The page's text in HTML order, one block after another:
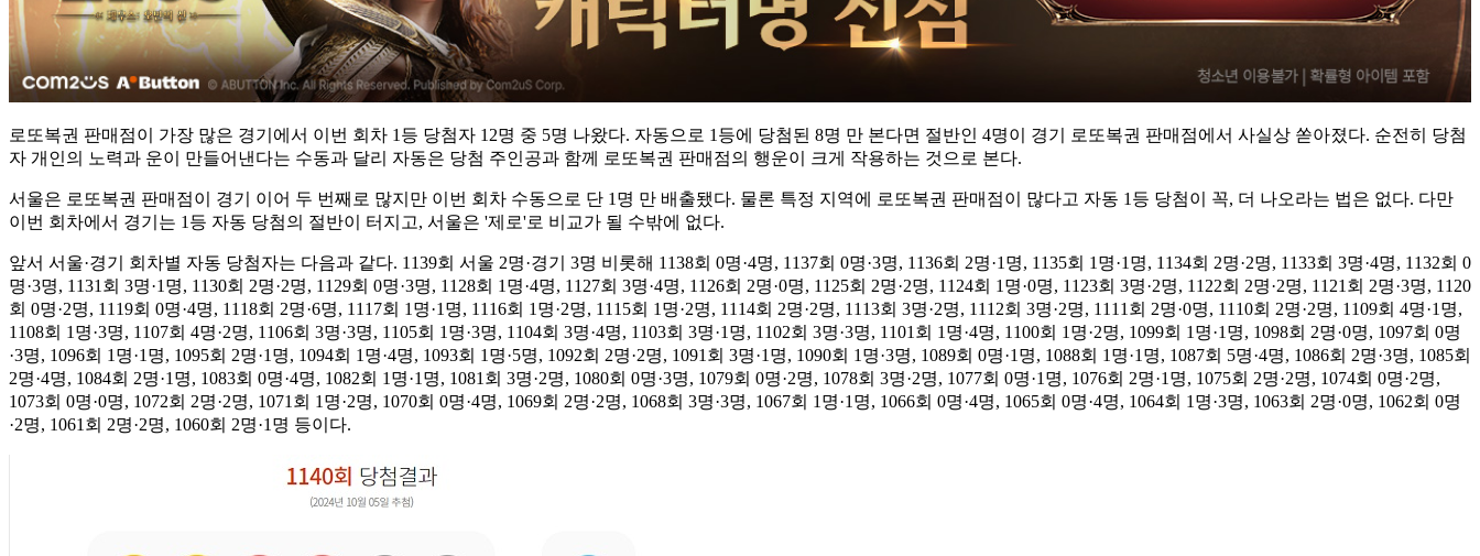
로또복권 판매점이 가장 많은 경기에서 이번 회차 1등 당첨자 12명 중 5명 나왔다. 자동으로 1등에 당첨된 8명 만 본다면 절반인 4명이 경기 로또복권 판매점에서 사실상 쏟아졌다. 순전히 당첨
자 개인의 노력과 운이 만들어낸다는 수동과 달리 자동은 당첨 주인공과 함께 로또복권 판매점의 행운이 크게 작용하는 것으로 본다.
서울은 로또복권 판매점이 경기 이어 두 번째로 많지만 이번 회차 수동으로 단 1명 만 배출됐다. 물론 특정 지역에 로또복권 판매점이 많다고 자동 1등 당첨이 꼭, 더 나오라는 법은 없다. 다만
이번 회차에서 경기는 1등 자동 당첨의 절반이 터지고, 서울은 '제로'로 비교가 될 수밖에 없다.
앞서 서울·경기 회차별 자동 당첨자는 다음과 같다. 1139회 서울 2명·경기 3명 비롯해 1138회 0명·4명, 1137회 0명·3명, 1136회 2명·1명, 1135회 1명·1명, 1134회 2명·2명, 1133회 3명·4명, 1132회 0
명·3명, 1131회 3명·1명, 1130회 2명·2명, 1129회 0명·3명, 1128회 1명·4명, 1127회 3명·4명, 1126회 2명·0명, 1125회 2명·2명, 1124회 1명·0명, 1123회 3명·2명, 1122회 2명·2명, 1121회 2명·3명, 1120
회 0명·2명, 1119회 0명·4명, 1118회 2명·6명, 1117회 1명·1명, 1116회 1명·2명, 1115회 1명·2명, 1114회 2명·2명, 1113회 3명·2명, 1112회 3명·2명, 1111회 2명·0명, 1110회 2명·2명, 1109회 4명·1명,
1108회 1명·3명, 1107회 4명·2명, 1106회 3명·3명, 1105회 1명·3명, 1104회 3명·4명, 1103회 3명·1명, 1102회 3명·3명, 1101회 1명·4명, 1100회 1명·2명, 1099회 1명·1명, 1098회 2명·0명, 1097회 0명
·3명, 1096회 1명·1명, 1095회 2명·1명, 1094회 1명·4명, 1093회 1명·5명, 1092회 2명·2명, 1091회 3명·1명, 1090회 1명·3명, 1089회 0명·1명, 1088회 1명·1명, 1087회 5명·4명, 1086회 2명·3명, 1085회
2명·4명, 1084회 2명·1명, 1083회 0명·4명, 1082회 1명·1명, 1081회 3명·2명, 1080회 0명·3명, 1079회 0명·2명, 1078회 3명·2명, 1077회 0명·1명, 1076회 2명·1명, 1075회 2명·2명, 1074회 0명·2명,
1073회 0명·0명, 1072회 2명·2명, 1071회 1명·2명, 1070회 0명·4명, 1069회 2명·2명, 1068회 3명·3명, 1067회 1명·1명, 1066회 0명·4명, 1065회 0명·4명, 1064회 1명·3명, 1063회 2명·0명, 1062회 0명
·2명, 1061회 2명·2명, 1060회 2명·1명 등이다.